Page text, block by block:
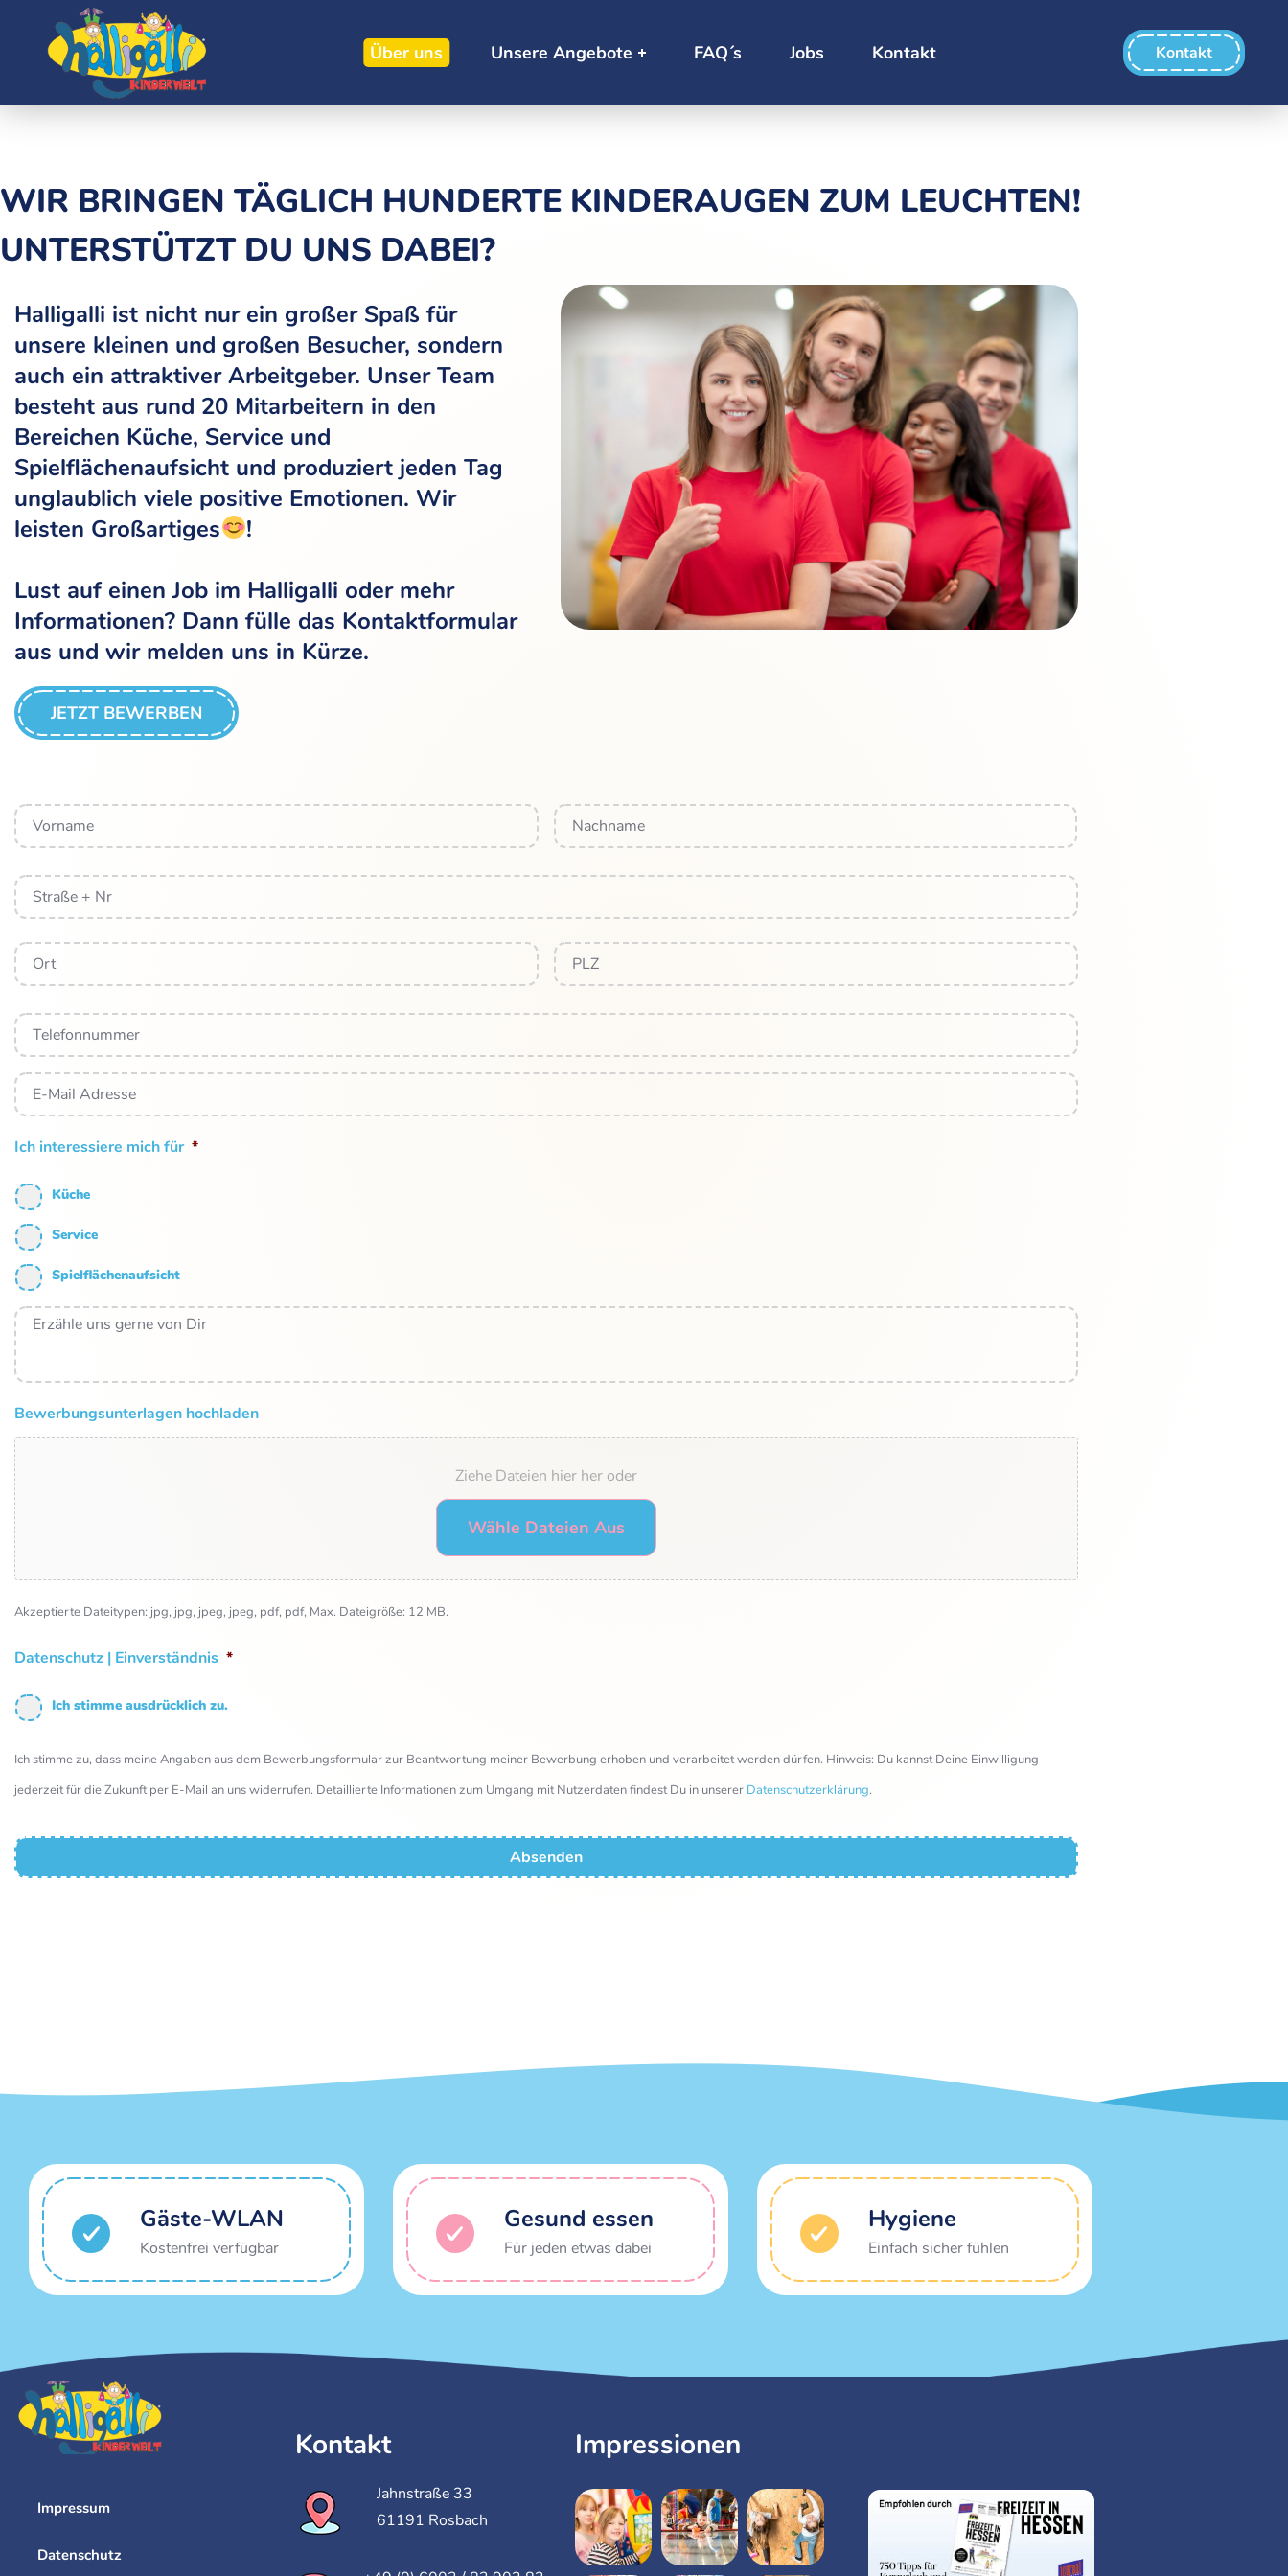
Über uns Unsere Angebote FAQ´s Jobs Kontakt Kontakt
WIR BRINGEN TÄGLICH HUNDERTE KINDERAUGEN ZUM LEUCHTEN!
UNTERSTÜTZT DU UNS DABEI?
Halligalli ist nicht nur ein großer Spaß für
unsere kleinen und großen Besucher, sondern
auch ein attraktiver Arbeitgeber. Unser Team
besteht aus rund 20 Mitarbeitern in den
Bereichen Küche, Service und
Spielflächenaufsicht und produziert jeden Tag
unglaublich viele positive Emotionen. Wir
leisten Großartiges
!
Lust auf einen Job im Halligalli oder mehr
Informationen? Dann fülle das Kontaktformular
aus und wir melden uns in Kürze.
JETZT BEWERBEN
Name *
Anschrift
Telefonnummer
E-
Mail
Adresse *
Ich interessiere mich für *
Küche
Service
Spielflächenaufsicht
Erzähle
uns
gerne
von
Bewerbungsunterlagen hochladen
Ziehe Dateien hier her oder
Wähle Dateien Aus
Akzeptierte Dateitypen: jpg, jpg, jpeg, jpeg, pdf, pdf, Max. Dateigröße: 12 MB.
Datenschutz | Einverständnis *
Ich stimme ausdrücklich zu.
Ich stimme zu, dass meine Angaben aus dem Bewerbungsformular zur Beantwortung meiner Bewerbung erhoben und verarbeitet werden dürfen. Hinweis: Du kannst Deine Einwilligung
jederzeit für die Zukunft per E-Mail an uns widerrufen. Detaillierte Informationen zum Umgang mit Nutzerdaten findest Du in unserer Datenschutzerklärung.
Gäste-WLAN
Kostenfrei verfügbar
Gesund essen
Für jeden etwas dabei
Hygiene
Einfach sicher fühlen
Impressum
Datenschutz
Kontakt
Jahnstraße 33
61191 Rosbach
Impressionen